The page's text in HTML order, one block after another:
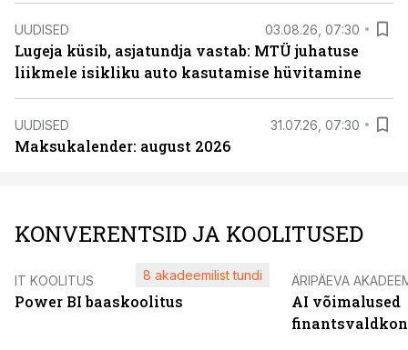
UUDISED 03.08.26, 07:30
Lugeja küsib, asjatundja vastab: MTÜ juhatuse
liikmele isikliku auto kasutamise hüvitamine
UUDISED 31.07.26, 07:30
Maksukalender: august 2026
KONVERENTSID JA KOOLITUSED
IT KOOLITUS
Power BI baaskoolitus
8 akadeemilist tundi ÄRIPÄEVA
AI võimalused